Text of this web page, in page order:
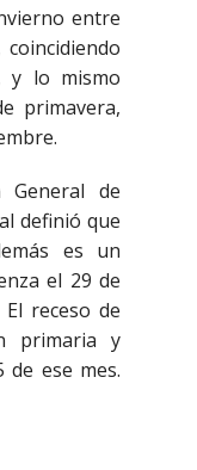
entre
y lo mismo
primavera,
de
definió que
es un
el 29 de
receso de
primaria y
de ese mes.